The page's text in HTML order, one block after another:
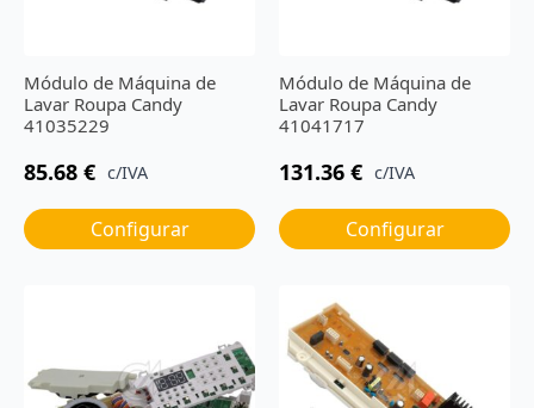
Módulo de Máquina de
Lavar Roupa Candy
41035229
85.68 € c/IVA
Configurar
Módulo de Máquina de
Lavar Roupa Candy
41041717
131.36 € c/IVA
Configurar